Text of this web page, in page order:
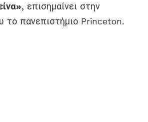
, επισημαίνει στην
το πανεπιστήμιο Princeton.